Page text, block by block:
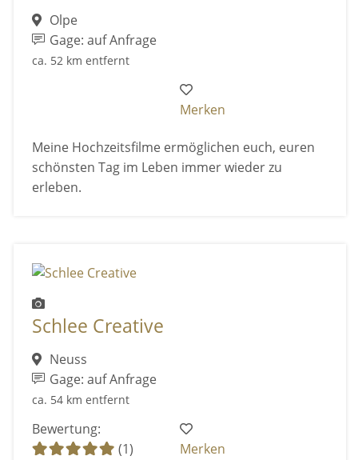
Olpe
Gage: auf Anfrage
ca. 52 km entfernt
Merken
Meine Hochzeitsfilme ermöglichen euch, euren
schönsten Tag im Leben immer wieder zu
erleben.
Schlee Creative
Neuss
Gage: auf Anfrage
ca. 54 km entfernt
Bewertung:
(1)
Merken